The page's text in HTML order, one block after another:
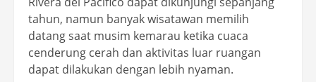
tahun, namun banyak wisatawan memilih
datang saat musim kemarau ketika cuaca
cenderung cerah dan aktivitas luar ruangan
dapat dilakukan dengan lebih nyaman.